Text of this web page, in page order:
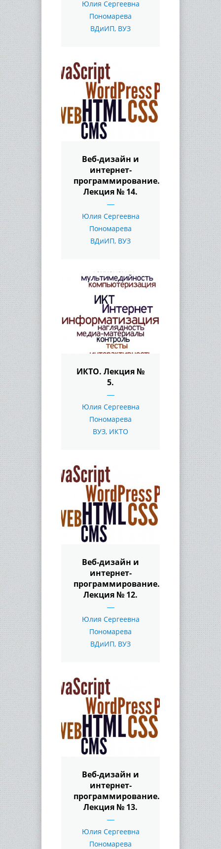
Юлия Сергеевна
Пономарева
ВДиИП, ВУЗ
Веб-дизайн и
интернет-
программирование.
Лекция № 14.
Юлия Сергеевна
Пономарева
ВДиИП, ВУЗ
ИКТО. Лекция №
5.
Юлия Сергеевна
Пономарева
ВУЗ, ИКТО
Веб-дизайн и
интернет-
программирование.
Лекция № 12.
Юлия Сергеевна
Пономарева
ВДиИП, ВУЗ
Веб-дизайн и
интернет-
программирование.
Лекция № 13.
Юлия Сергеевна
Пономарева